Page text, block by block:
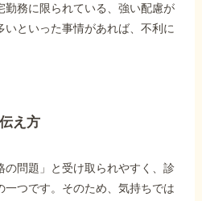
勤務に限られている、強い配慮が
といった事情があれば、不利に
え方
の問題」と受け取られやすく、診
一つです。そのため、気持ちでは